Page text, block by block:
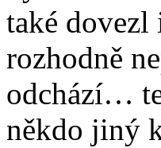
také
rozhodně
odchází…
někdo jiný